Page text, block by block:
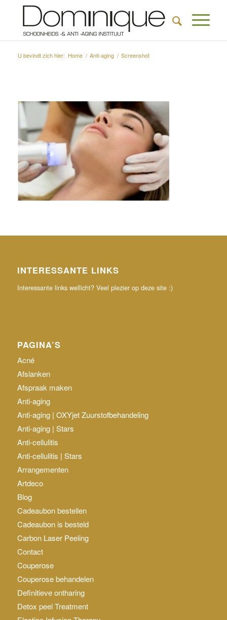
U bevindt zich hier: Home / Anti-aging / Screenshot
INTERESSANTE LINKS
Interessante links wellicht? Veel plezier op deze site :)
PAGINA’S
Acné
Afslanken
Afspraak maken
Anti-aging
Anti-aging | OXYjet Zuurstofbehandeling
Anti-aging | Stars
Anti-cellulitis
Anti-cellulitis | Stars
Arrangementen
Artdeco
Blog
Cadeaubon bestellen
Cadeaubon is besteld
Carbon Laser Peeling
Contact
Couperose
Couperose behandelen
Definitieve ontharing
Detox peel Treatment